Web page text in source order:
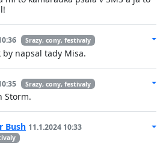
Srazy, cony, festivaly
by napsal tady Misa.
Srazy, cony, festivaly
Storm.
Bush 11.1.2024 10:33